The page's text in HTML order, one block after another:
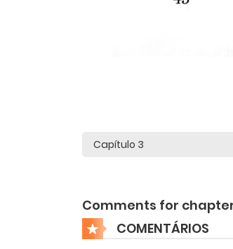
Comments for
COMENTÁRIOS